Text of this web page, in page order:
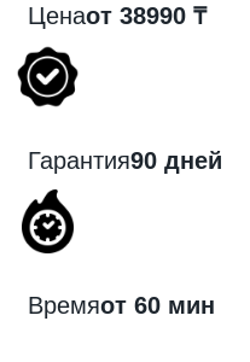
Ценаот 38990 ₸
Гарантия90 дней
Времяот 60 мин